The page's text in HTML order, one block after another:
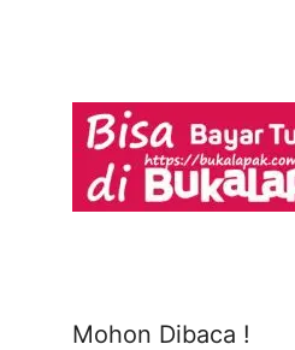
Mohon Dibaca !